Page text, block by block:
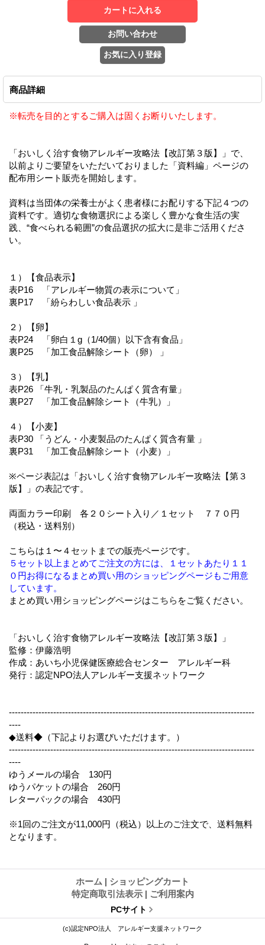
商品詳細
※転売を目的とするご購入は固くお断りいたします。
「おいしく治す食物アレルギー攻略法【改訂第３版】」で、
以前よりご要望をいただいておりました「資料編」ページの
配布用シート販売を開始します。
資料は当団体の栄養士がよく患者様にお配りする下記４つの
資料です。適切な食物選択による楽しく豊かな食生活の実
践、“食べられる範囲”の食品選択の拡大に是非ご活用くださ
い。
１）【食品表示】
表P16 「アレルギー物質の表示について」
裏P17 「紛らわしい食品表示 」
２）【卵】
表P24 「卵白１g（1/40個）以下含有食品」
裏P25 「加工食品解除シート（卵） 」
３）【乳】
表P26 「牛乳・乳製品のたんぱく質含有量」
裏P27 「加工食品解除シート（牛乳）」
４）【小麦】
表P30 「うどん・小麦製品のたんぱく質含有量 」
裏P31 「加工食品解除シート（小麦）」
※ページ表記は「おいしく治す食物アレルギー攻略法【第３
版】」の表記です。
両面カラー印刷 各２０シート入り／１セット ７７０円
（税込・送料別）
こちらは１〜４セットまでの販売ページです。
５セット以上まとめてご注文の方には、１セットあたり１１
０円お得になるまとめ買い用のショッピングページもご用意
しています。
まとめ買い用ショッピングページはこちらをご覧ください。
「おいしく治す食物アレルギー攻略法【改訂第３版】」
監修：伊藤浩明
作成：あいち小児保健医療総合センター アレルギー科
発行：認定NPO法人アレルギー支援ネットワーク
-----------------------------------------------------------------------------------
----
◆送料◆（下記よりお選びいただけます。）
-----------------------------------------------------------------------------------
----
ゆうメールの場合 130円
ゆうパケットの場合 260円
レターパックの場合 430円
※1回のご注文が11,000円（税込）以上のご注文で、送料無料
となります。
ホーム | ショッピングカート
特定商取引法表示 | ご利用案内
PCサイト
(c)認定NPO法人 アレルギー支援ネットワーク